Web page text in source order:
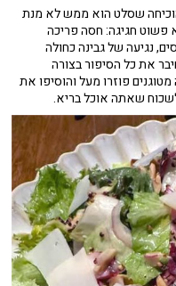
שסלט הוא ממש לא מנת
פשוט חגיגה: חסה פריכה
נגיעה של גבינה כחולה
את כל הסיפור בצורה
פוזרו מעל והוסיפו את
שאתה אוכל בריא.